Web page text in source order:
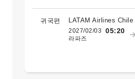
귀국편 LATAM Airlines Chile
2027/02/03 05:20
라파즈